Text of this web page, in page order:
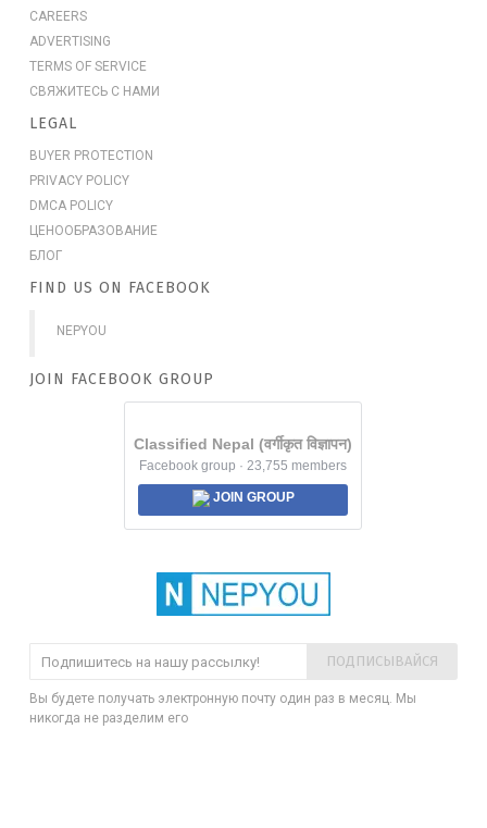
CAREERS
ADVERTISING
TERMS OF SERVICE
СВЯЖИТЕСЬ С НАМИ
LEGAL
BUYER PROTECTION
PRIVACY POLICY
DMCA POLICY
ЦЕНООБРАЗОВАНИЕ
БЛОГ
FIND US ON FACEBOOK
NEPYOU
JOIN FACEBOOK GROUP
Classified Nepal (वर्गीकृत विज्ञापन)
Facebook group · 23,755 members
JOIN GROUP
ПОДПИСЫВАЙСЯ
Вы будете получать электронную почту один раз в месяц. Мы
никогда не разделим его